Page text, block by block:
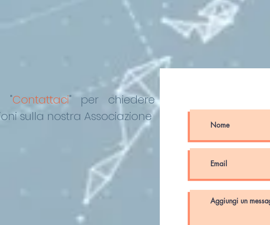
"Contattaci"
per chiedere
sulla nostra Associazione